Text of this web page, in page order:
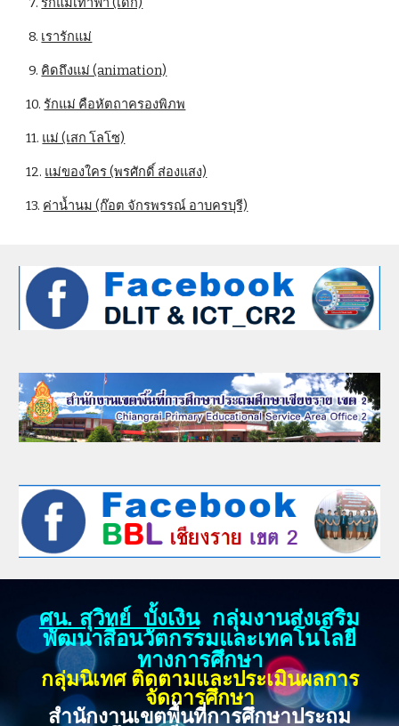
8. เรารักแม่
9. คิดถึงแม่ (animation)
10. รักแม่ คือหัตถาครองพิภพ
11. แม่ (เสก โลโซ)
12. แม่ของใคร (พรศักดิ์ ส่องแสง)
13. ค่าน้ำนม (ก๊อต จักรพรรณ์ อาบครบุรี)
ศน. สุวิทย์ บั้งเงินกลุ่มงานส่งเสริม
พัฒนาสื่อนวัตกรรมและเทคโนโลยี
ทางการศึกษา
กลุ่มนิเทศ ติดตามและประเมินผลการ
จัดการศึกษา
สำนักงานเขตพื้นที่การศึกษาประถม